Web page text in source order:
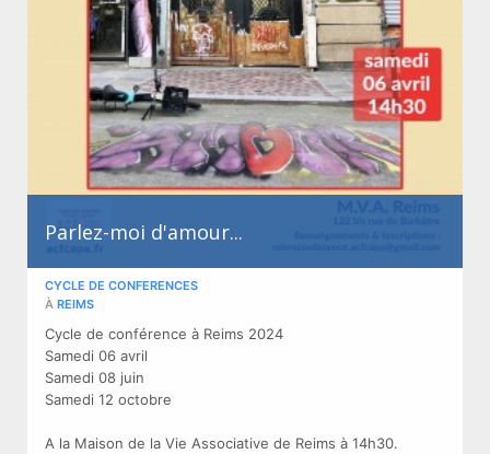
Parlez-moi d'amour...
CYCLE DE CONFERENCES
À REIMS
Cycle de conférence à Reims 2024
Samedi 06 avril
Samedi 08 juin
Samedi 12 octobre
A la Maison de la Vie Associative de Reims à 14h30.